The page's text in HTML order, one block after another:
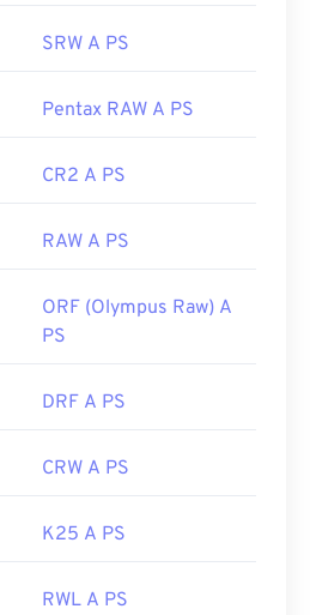
SRW A PS
Pentax RAW A PS
CR2 A PS
RAW A PS
ORF (Olympus Raw) A
PS
DRF A PS
CRW A PS
K25 A PS
RWL A PS